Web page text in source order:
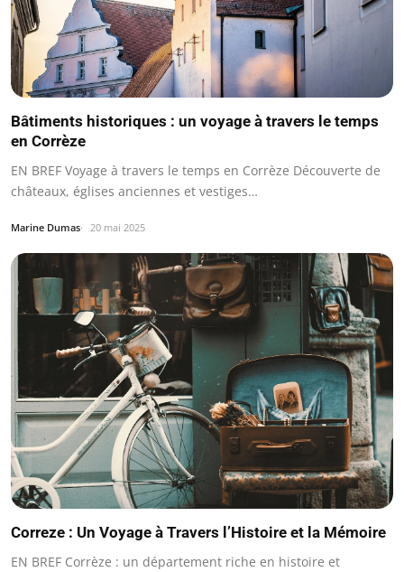
Bâtiments historiques : un voyage à travers le temps
en Corrèze
EN BREF Voyage à travers le temps en Corrèze Découverte de
châteaux, églises anciennes et vestiges…
Marine Dumas 20 mai 2025
Correze : Un Voyage à Travers l’Histoire et la Mémoire
EN BREF Corrèze : un département riche en histoire et